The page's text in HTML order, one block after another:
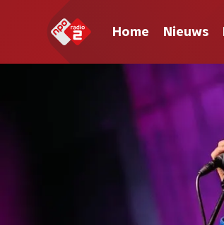
Home Nieuws